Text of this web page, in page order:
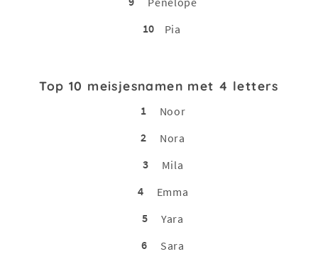
10
Pia
Top 10 meisjesnamen met 4 letters
1
Noor
2
Nora
3
Mila
4
Emma
5
Yara
6
Sara